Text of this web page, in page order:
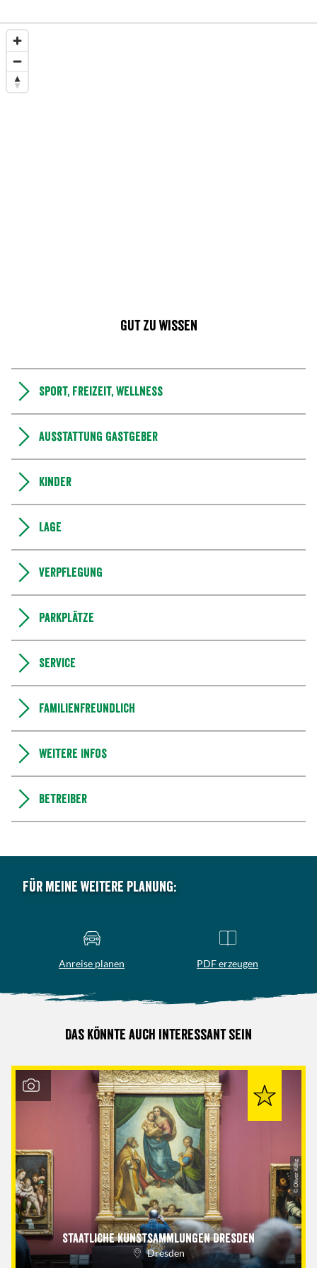
Gut zu wissen
Sport, Freizeit, Wellness
Ausstattung Gastgeber
Kinder
Lage
Verpflegung
Parkplätze
Service
Familienfreundlich
Weitere Infos
Betreiber
Für meine weitere Planung:
Anreise planen PDF erzeugen
Das könnte auch interessant sein
Staatliche Kunstsammlungen Dresden
Dresden
© Oliver Killig